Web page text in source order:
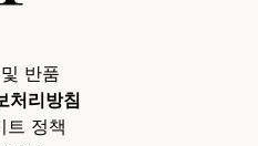
반품
처리방침
트 정책